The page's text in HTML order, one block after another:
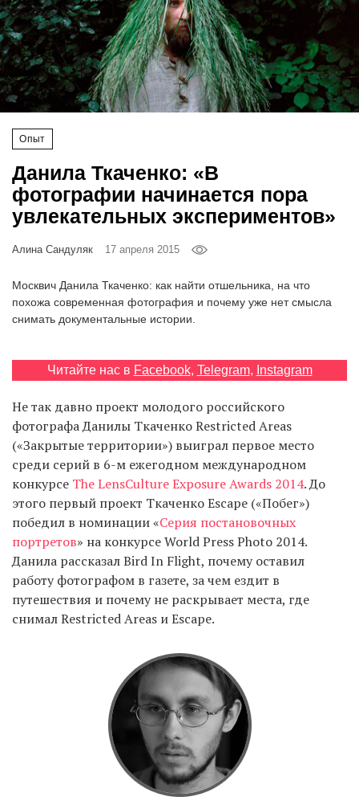
Опыт
Данила Ткаченко: «В
фотографии начинается пора
увлекательных экспериментов»
Алина Сандуляк 17 апреля 2015
Москвич Данила Ткаченко: как найти отшельника, на что
похожа современная фотография и почему уже нет смысла
снимать документальные истории.
Читайте нас в Facebook, Telegram, Instagram
Не так давно проект молодого российского
фотографа Данилы Ткаченко Restricted Areas
(«Закрытые территории») выиграл первое место
среди серий в 6-м ежегодном международном
конкурсе The LensCulture Exposure Awards 2014. До
этого первый проект Ткаченко Escape («Побег»)
победил в номинации «Серия постановочных
портретов» на конкурсе World Press Photo 2014.
Данила рассказал Bird In Flight, почему оставил
работу фотографом в газете, за чем ездит в
путешествия и почему не раскрывает места, где
снимал Restricted Areas и Escape.